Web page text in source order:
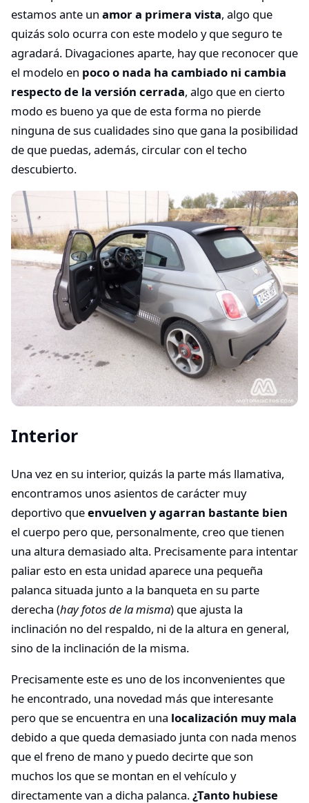
estamos ante un amor a primera vista, algo que
quizás solo ocurra con este modelo y que seguro te
agradará. Divagaciones aparte, hay que reconocer que
el modelo en poco o nada ha cambiado ni cambia
respecto de la versión cerrada, algo que en cierto
modo es bueno ya que de esta forma no pierde
ninguna de sus cualidades sino que gana la posibilidad
de que puedas, además, circular con el techo
descubierto.
Interior
Una vez en su interior, quizás la parte más llamativa,
encontramos unos asientos de carácter muy
deportivo queenvuelven y agarran bastante bien
el cuerpo pero que, personalmente, creo que tienen
una altura demasiado alta. Precisamente para intentar
paliar esto en esta unidad aparece una pequeña
palanca situada junto a la banqueta en su parte
derecha (hay fotos de la misma) que ajusta la
inclinación no del respaldo, ni de la altura en general,
sino de la inclinación de la misma.
Precisamente este es uno de los inconvenientes que
he encontrado, una novedad más que interesante
pero que se encuentra en una localización muy mala
debido a que queda demasiado junta con nada menos
que el freno de mano y puedo decirte que son
muchos los que se montan en el vehículo y
directamente van a dicha palanca.¿Tanto hubiese